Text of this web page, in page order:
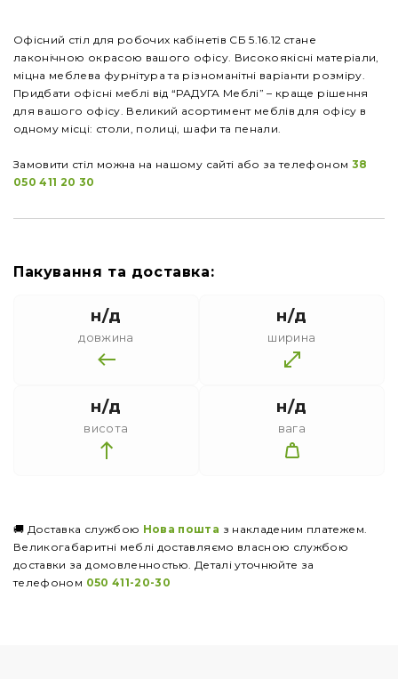
Офісний стіл для робочих кабінетів СБ 5.16.12 cтане
лаконічною окрасою вашого офісу. Високоякісні матеріали,
міцна меблева фурнітура та різноманітні варіанти розміру.
Придбати офісні меблі від “РАДУГА Меблі” – краще рішення
для вашого офісу. Великий асортимент меблів для офісу в
одному місці: столи, полиці, шафи та пенали.
Замовити стіл можна на нашому сайті або за телефоном 38
050 411 20 30
Пакування та доставка:
н/д
довжина
н/д
ширина
н/д
висота
н/д
вага
🚚 Доставка службою Нова пошта з накладеним платежем.
Великогабаритні меблі доставляємо власною службою
доставки за домовленностью. Деталі уточнюйте за
телефоном 050 411-20-30